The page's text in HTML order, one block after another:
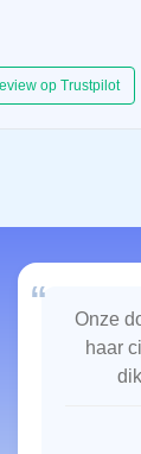
op Trustpilot
“
Onze
haar